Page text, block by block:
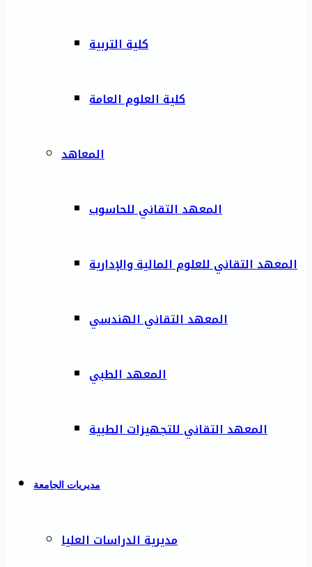
كلية التربية
كلية العلوم العامة
المعاهد
المعهد التقاني للحاسوب
المعهد التقاني للعلوم المالية والإدارية
المعهد التقاني الهندسي
المعهد الطبي
المعهد التقاني للتجهيزات الطبية
مديريات الجامعة
مديرية الدراسات العليا